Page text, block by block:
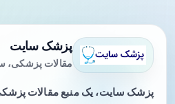
پزشک سایت
مقالات پزشکی،
پزشک سایت، یک منبع مقالات